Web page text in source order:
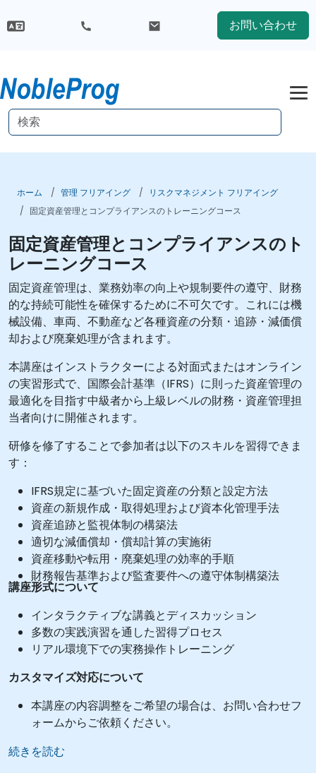
お問い合わせ
ホーム 管理 フリアイング
リスクマネジメント フリアイング
固定資産管理とコンプライアンスのトレーニングコース
固定資産管理とコンプライアンスのト
レーニングコース
固定資産管理は、業務効率の向上や規制要件の遵守、財務
的な持続可能性を確保するために不可欠です。これには機
械設備、車両、不動産など各種資産の分類・追跡・減価償
却および廃棄処理が含まれます。
本講座はインストラクターによる対面式またはオンライン
の実習形式で、国際会計基準（IFRS）に則った資産管理の
最適化を目指す中級者から上級レベルの財務・資産管理担
当者向けに開催されます。
研修を修了することで参加者は以下のスキルを習得できま
す：
IFRS規定に基づいた固定資産の分類と設定方法
資産の新規作成・取得処理および資本化管理手法
資産追跡と監視体制の構築法
適切な減価償却・償却計算の実施術
資産移動や転用・廃棄処理の効率的手順
財務報告基準および監査要件への遵守体制構築法
講座形式について
インタラクティブな講義とディスカッション
多数の実践演習を通した習得プロセス
リアル環境下での実務操作トレーニング
カスタマイズ対応について
本講座の内容調整をご希望の場合は、お問い合わせフ
ォームからご依頼ください。
続きを読む